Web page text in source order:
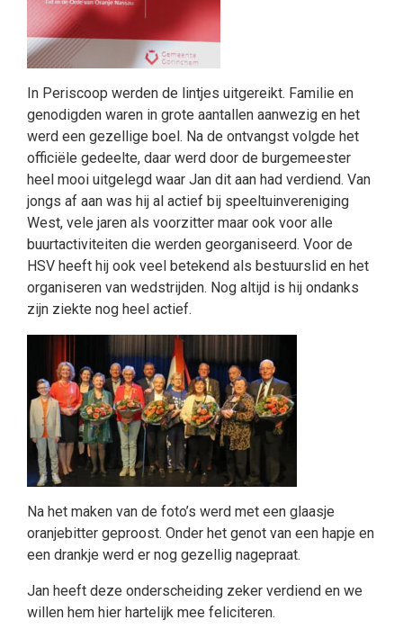
In Periscoop werden de lintjes uitgereikt. Familie en
genodigden waren in grote aantallen aanwezig en het
werd een gezellige boel. Na de ontvangst volgde het
officiële gedeelte, daar werd door de burgemeester
heel mooi uitgelegd waar Jan dit aan had verdiend. Van
jongs af aan was hij al actief bij speeltuinvereniging
West, vele jaren als voorzitter maar ook voor alle
buurtactiviteiten die werden georganiseerd. Voor de
HSV heeft hij ook veel betekend als bestuurslid en het
organiseren van wedstrijden. Nog altijd is hij ondanks
zijn ziekte nog heel actief.
Na het maken van de foto’s werd met een glaasje
oranjebitter geproost. Onder het genot van een hapje en
een drankje werd er nog gezellig nagepraat.
Jan heeft deze onderscheiding zeker verdiend en we
willen hem hier hartelijk mee feliciteren.